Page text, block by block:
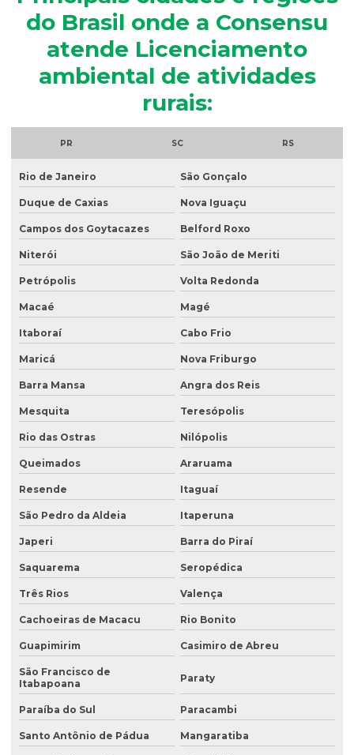
Análise microbiológica de água
Análise microbiológica de água para consumo humano
Análise microbiológica do esgoto
Análise de potabilidade da água
Análise química do solo
Análise de sólidos em efluentes
Análise de solo amostragem
Análise de solo completa
Análise de solo para construção
Análise de solo contaminado
Análise de solo física
Análise de solo fósforo
Análise de solo laboratório
Análise de solo valor
Avaliação ambiental preliminar
Avaliação ambiental de terrenos com potencial de contaminação
Avaliação de área de risco ambiental e sanitária
Avaliação de áreas contaminadas
Avaliação de efluentes industriais
Avaliação de passivo ambiental
Avaliação preliminar de áreas contaminadas
Avaliação preliminar de passivo ambiental
Coleta de água
do Brasil onde a Consensu
atende Licenciamento
ambiental de atividades
rurais:
PR SC RS
Rio de Janeiro São Gonçalo
Duque de Caxias Nova Iguaçu
Campos dos Goytacazes Belford Roxo
Niterói São João de Meriti
Petrópolis Volta Redonda
Macaé Magé
Itaboraí Cabo Frio
Maricá Nova Friburgo
Barra Mansa Angra dos Reis
Mesquita Teresópolis
Rio das Ostras Nilópolis
Queimados Araruama
Resende Itaguaí
São Pedro da Aldeia Itaperuna
Japeri Barra do Piraí
Saquarema Seropédica
Três Rios Valença
Cachoeiras de Macacu Rio Bonito
Guapimirim Casimiro de Abreu
São Francisco de
Itabapoana
Paraty
Paraíba do Sul Paracambi
Santo Antônio de Pádua Mangaratiba